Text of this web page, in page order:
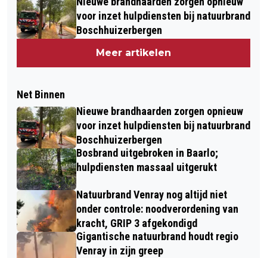
voor inzet hulpdiensten bij natuurbrand
Boschhuizerbergen
Meer artikelen
Net Binnen
Nieuwe brandhaarden zorgen opnieuw
voor inzet hulpdiensten bij natuurbrand
Boschhuizerbergen
Bosbrand uitgebroken in Baarlo;
hulpdiensten massaal uitgerukt
Natuurbrand Venray nog altijd niet
onder controle: noodverordening van
kracht, GRIP 3 afgekondigd
Gigantische natuurbrand houdt regio
Venray in zijn greep